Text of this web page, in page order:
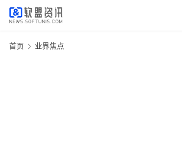
首页 业界焦点